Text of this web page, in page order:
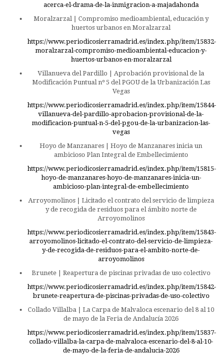
acerca-el-drama-de-la-inmigracion-a-majadahonda
Moralzarzal | Compromiso medioambiental, educación y
huertos urbanos en Moralzarzal
https://www.periodicosierramadrid.es/index.php/item/15832-
moralzarzal-compromiso-medioambiental-educacion-y-
huertos-urbanos-en-moralzarzal
Villanueva del Pardillo | Aprobación provisional de la
Modificación Puntual nº 5 del PGOU de la Urbanización Las
Vegas
https://www.periodicosierramadrid.es/index.php/item/15844-
villanueva-del-pardillo-aprobacion-provisional-de-la-
modificacion-puntual-n-5-del-pgou-de-la-urbanizacion-las-
vegas
Hoyo de Manzanares | Hoyo de Manzanares inicia un
ambicioso Plan Integral de Embellecimiento
https://www.periodicosierramadrid.es/index.php/item/15815-
hoyo-de-manzanares-hoyo-de-manzanares-inicia-un-
ambicioso-plan-integral-de-embellecimiento
Arroyomolinos | Licitado el contrato del servicio de limpieza
y de recogida de residuos para el ámbito norte de
Arroyomolinos
https://www.periodicosierramadrid.es/index.php/item/15843-
arroyomolinos-licitado-el-contrato-del-servicio-de-limpieza-
y-de-recogida-de-residuos-para-el-ambito-norte-de-
arroyomolinos
Brunete | Reapertura de piscinas privadas de uso colectivo
https://www.periodicosierramadrid.es/index.php/item/15842-
brunete-reapertura-de-piscinas-privadas-de-uso-colectivo
Collado Villalba | La Carpa de Malvaloca escenario del 8 al 10
de mayo de la Feria de Andalucía 2026
https://www.periodicosierramadrid.es/index.php/item/15837-
collado-villalba-la-carpa-de-malvaloca-escenario-del-8-al-10-
de-mayo-de-la-feria-de-andalucia-2026